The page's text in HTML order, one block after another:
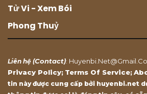
Tử Vi - Xem Bói
Phong Thuỷ
Liên hệ (Contact):
Privacy Policy; Terms Of Service;
tin này được cung cấp bởi huyenbi.net